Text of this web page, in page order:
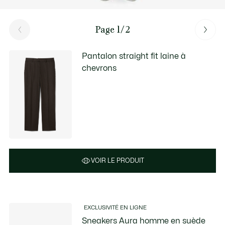
Page 1/2
Pantalon straight fit laine à
chevrons
VOIR LE PRODUIT
EXCLUSIVITÉ EN LIGNE
Sneakers Aura homme en suède